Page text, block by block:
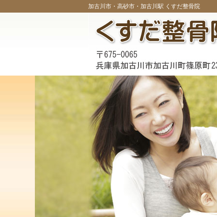
加古川市・高砂市・加古川駅 くすだ整骨院